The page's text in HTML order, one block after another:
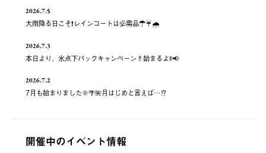
2026.7.5
大雨降る日こそ❗️レインコートは必需品☂️☔️🌧
2026.7.3
本日より、氷点下パックキャンペーン‼️始まるよꉂ📢
2026.7.2
7月も始まりました🌞🌴🌺月はじめと言えば…⁉️
開催中のイベント情報